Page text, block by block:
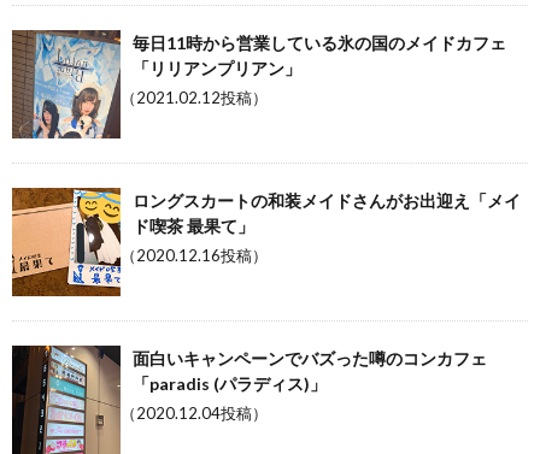
毎日11時から営業している氷の国のメイドカフェ
「リリアンプリアン」
（2021.02.12投稿）
ロングスカートの和装メイドさんがお出迎え「メイ
ド喫茶 最果て」
（2020.12.16投稿）
面白いキャンペーンでバズった噂のコンカフェ
「paradis (パラディス)」
（2020.12.04投稿）